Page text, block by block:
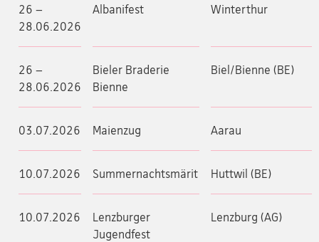
26 –
28.06.2026
Albanifest Winterthur
26 –
28.06.2026
Bieler Braderie
Bienne
Biel/Bienne (BE)
03.07.2026 Maienzug Aarau
10.07.2026 Summernachtsmärit Huttwil (BE)
10.07.2026
Lenzburger
Jugendfest
Lenzburg (AG)